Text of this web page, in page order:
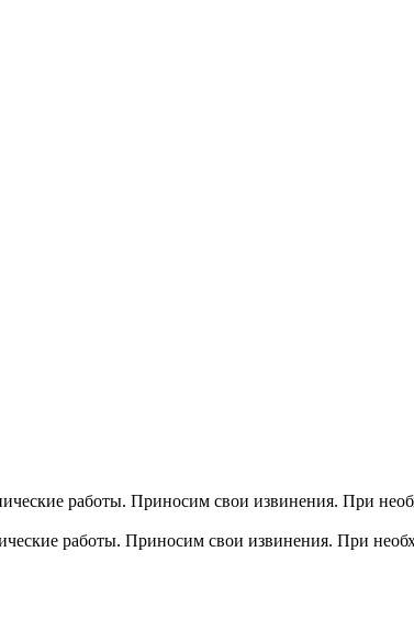
работы. Приносим свои извинения. При
работы. Приносим свои извинения. При